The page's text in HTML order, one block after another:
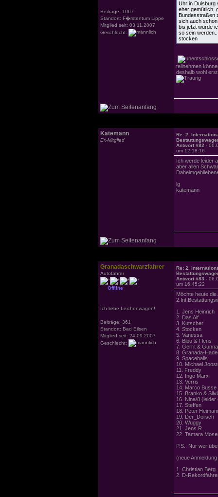
Beiträge: 1067
Standort: F�rstentum Lippe
Mitglied seit: 03.11.2007
Geschlecht:
Uhr in Duisburg
eher gemütlich,
Bundesstraßen
sich auch schon
bis jetzt würde
so sein
stocken
teilnehmen
deshalb wohl
Katemann
Ex-Mitglied
Re: 2.
Antwort #82 -
um 12:18:16
Ich werde leider
aber allen
lg
katemann
Granadaschwarzfahrer
Autofahrer
Offline
Ich liebe Leichenwagen!
Beiträge: 361
Standort: Bad Eilsen
Mitglied seit: 24.09.2007
Geschlecht:
Re: 2.
Antwort #83 -
um 16:45:22
Möchte heute
1. Jens Heinrich
2. Das Alf
3. Kutscher
4. Stocken
5. Vanessa
6. Bibo & Flens
7. Gerrit &
8. Granada-
9. Spaceballs
10. Michael
11. Freddy
12. Ingo Marx
13. Verris
14. Marco Busse
15. Branko &
16. Nina/8 (leider
17. Steffen
18. Peter
19. Der_Dorsch
20. Wuggy
21. Jens R.
22. Tamara
P.S.: Nur wer
(neue
1. Christian Berg
2. D-